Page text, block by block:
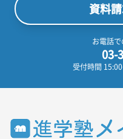
資料
お電話で
03-
受付時間